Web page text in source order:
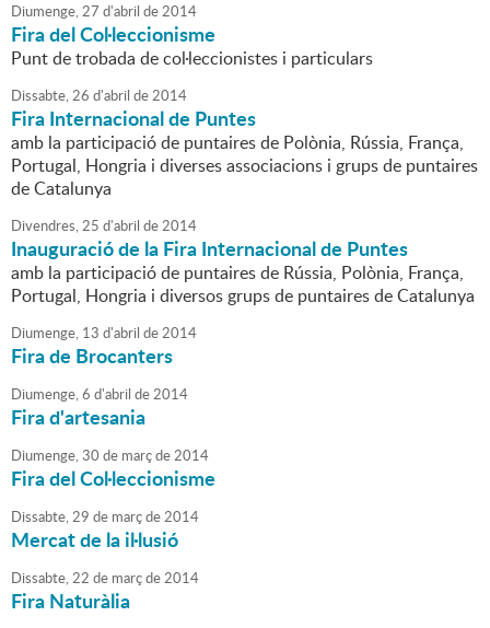
Diumenge,27 d'abril de2014
Fira del Col·leccionisme
Punt de trobada de col·leccionistes i particulars
Dissabte,26 d'abril de2014
Fira Internacional de Puntes
amb la participació de puntaires de Polònia, Rússia, França,
Portugal, Hongria i diverses associacions i grups de puntaires
de Catalunya
Divendres,25 d'abril de2014
Inauguració de la Fira Internacional de Puntes
amb la participació de puntaires de Rússia, Polònia, França,
Portugal, Hongria i diversos grups de puntaires de Catalunya
Diumenge, 13 d'abril de2014
Fira de Brocanters
Diumenge,6 d'abril de2014
Fira d'artesania
Diumenge,30 de marçde2014
Fira del Col·leccionisme
Dissabte,29 de marçde2014
Mercat de la il·lusió
Dissabte,22 de marçde2014
Fira Naturàlia